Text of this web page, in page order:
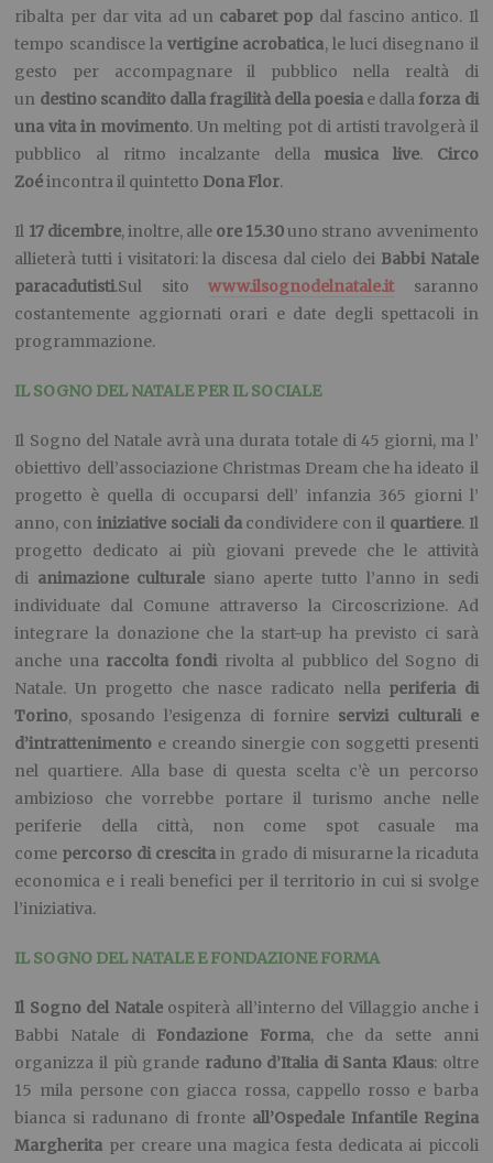
ribalta per dar vita ad un cabaret pop dal fascino antico. Il
tempo scandisce lavertigine acrobatica, le luci disegnano il
gesto per accompagnare il pubblico nella realtà di
un destino scandito dalla fragilità della poesia e dalla forza di
una vita in movimento. Un melting pot di artisti travolgerà il
pubblico al ritmo incalzante della musica live. Circo
Zoéincontra il quintetto Dona Flor.
Il 17 dicembre, inoltre, alle ore 15.30uno strano avvenimento
allieterà tutti i visitatori: la discesa dal cielo dei Babbi Natale
paracadutisti.Sul sitowww.ilsognodelnatale.itsaranno
costantemente aggiornati orari e date degli spettacoli in
programmazione.
IL SOGNO DEL NATALE PER IL SOCIALE
Il Sogno del Natale avrà una durata totale di 45 giorni, ma l’
obiettivo dell’associazione Christmas Dream che ha ideato il
progetto è quella di occuparsi dell’ infanzia 365 giorni l’
anno, coniniziative sociali da condividere con il quartiere. Il
progetto dedicato ai più giovani prevede che le attività
di animazione culturale siano aperte tutto l’anno in sedi
individuate dal Comune attraverso la Circoscrizione. Ad
integrare la donazione che la start-up ha previsto ci sarà
anche una raccolta fondirivolta al pubblico del Sogno di
Natale. Un progetto che nasce radicato nella periferia di
Torino, sposando l’esigenza di fornire servizi culturali e
d’intrattenimento e creando sinergie con soggetti presenti
nel quartiere. Alla base di questa scelta c’è un percorso
ambizioso che vorrebbe portare il turismo anche nelle
periferie della città, non come spot casuale ma
come percorso di crescita in grado di misurarne la ricaduta
economica e i reali benefici per il territorio in cui si svolge
l’iniziativa.
IL SOGNO DEL NATALE E FONDAZIONE FORMA
Il Sogno del Nataleospiterà all’interno del Villaggio anche i
Babbi Natale di Fondazione Forma, che da sette anni
organizza il più grande raduno d’Italia di Santa Klaus: oltre
15 mila persone con giacca rossa, cappello rosso e barba
bianca si radunano di fronte all’Ospedale Infantile Regina
Margherita per creare una magica festa dedicata ai piccoli